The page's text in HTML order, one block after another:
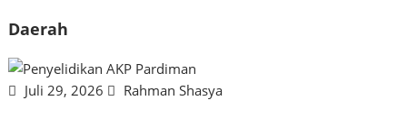
Daerah
Juli 29, 2026 Rahman Shasya